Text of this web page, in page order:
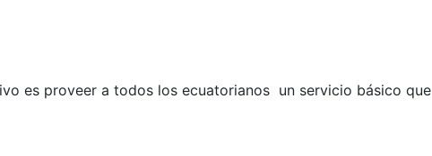
es proveer a todos los ecuatorianos un servicio básico que